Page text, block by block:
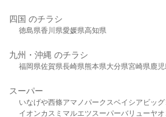
四国 のチラシ
徳島県香川県愛媛県高知県
九州・沖縄 のチラシ
福岡県佐賀県長崎県熊本県大分県宮崎県鹿
スーパー
いなげや西條アマノパークスベイシア ビッ
イオンカスミ マルエツスーパーバリューヤ